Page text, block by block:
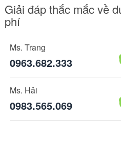
Giải đáp thắc mắc về
phí
Ms. Trang
0963.682.333
Ms. Hải
0983.565.069